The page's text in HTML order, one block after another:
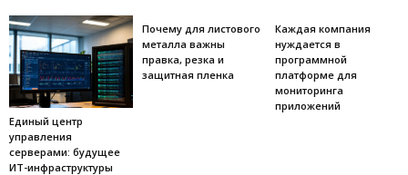
Единый центр
управления
серверами: будущее
ИТ-инфраструктуры
Почему для листового
металла важны
правка, резка и
защитная пленка
Каждая компания
нуждается в
программной
платформе для
мониторинга
приложений